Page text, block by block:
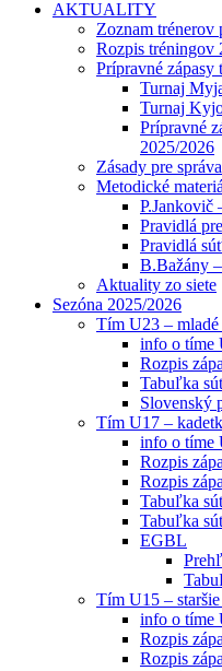
AKTUALITY
Zoznam trénerov
Rozpis tréningov
Prípravné
Turnaj
Turnaj
Prípravné
2025/2026
Zásady pre
Metodické
P.Jankovič
Pravidlá
Pravidlá
B.Bažány
Aktuality zo siete
Sezóna 2025/2026
Tím U23 –
info o tíme
Rozpis
Tabuľka
Slovenský
Tím U17 –
info o tíme
Rozpis
Rozpis
Tabuľka
Tabuľka
EGBL
Tím U15 –
info o tíme
Rozpis
Rozpis